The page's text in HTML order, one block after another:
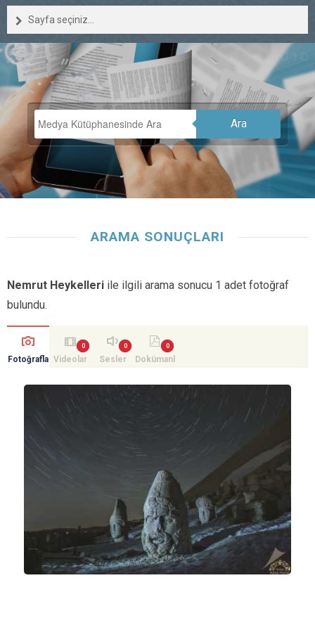
Sayfa seçiniz...
Ara
ARAMA SONUÇLARI
Nemrut Heykelleri ile ilgili arama sonucu 1 adet fotoğraf
bulundu.
Fotoğrafla Videolar Sesler
Dokümanl